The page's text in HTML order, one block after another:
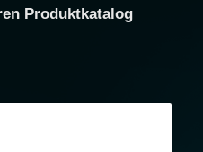
Produktkatalog